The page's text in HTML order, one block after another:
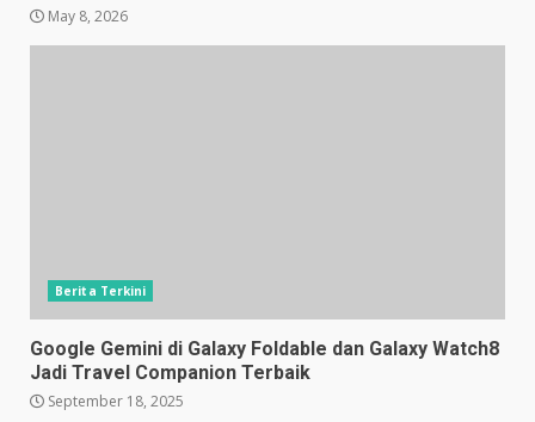
May 8, 2026
Berita Terkini
Google Gemini di Galaxy Foldable dan Galaxy Watch8
Jadi Travel Companion Terbaik
September 18, 2025